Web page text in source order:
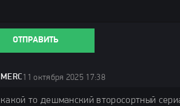
ОТПРАВИТЬ
MERC 11 октября 2025 17:38
какой то дешманский второсортный